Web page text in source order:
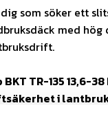
dig som söker ett
med hög
BKT TR-135 13,6-
i